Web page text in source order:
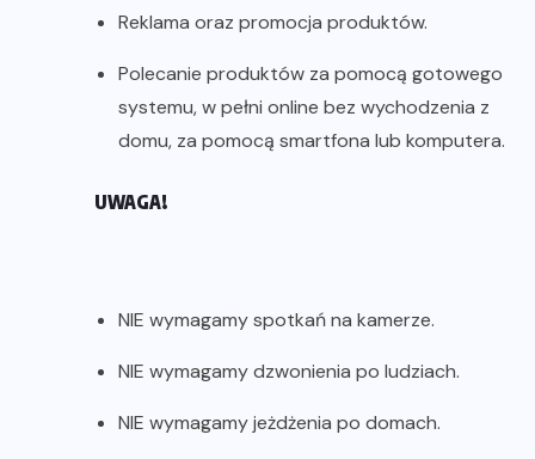
Reklama oraz promocja produktów.
Polecanie produktów za pomocą gotowego
systemu, w pełni online bez wychodzenia z
domu, za pomocą smartfona lub komputera.
UWAGA!
NIE wymagamy spotkań na kamerze.
NIE wymagamy dzwonienia po ludziach.
NIE wymagamy jeżdżenia po domach.